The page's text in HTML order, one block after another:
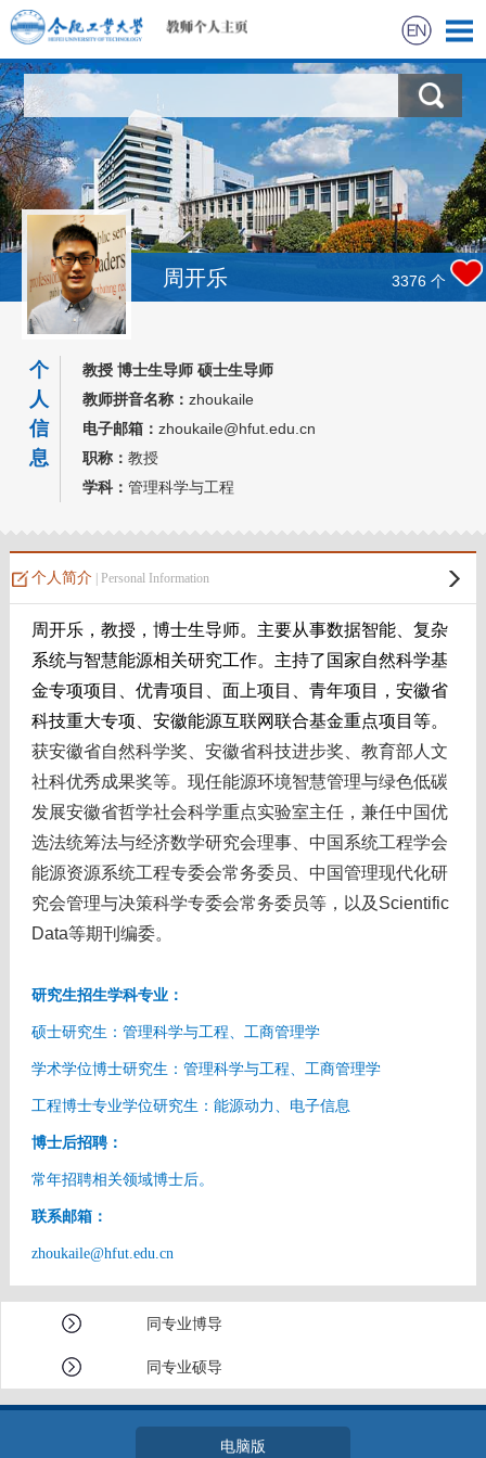
首页
周开乐 3376 个
个
人
信
息
教授 博士生导师 硕士生导师
教师拼音名称： zhoukaile
电子邮箱： zhoukaile@hfut.edu.cn
职称： 教授
学科： 管理科学与工程
个人简介| Personal Information
周开乐，教授，博士生导师。主要从事数据智能、复杂
系统与智慧能源相关研究工作。主持了国家自然科学基
金专项项目、优青项目、面上项目、青年项目，安徽省
科技重大专项、安徽能源互联网联合基金重点项目等。
获安徽省自然科学奖、安徽省科技进步奖、教育部人文
社科优秀成果奖等。现任能源环境智慧管理与绿色低碳
发展安徽省哲学社会科学重点实验室主任，兼任中国优
选法统筹法与经济数学研究会理事、中国系统工程学会
能源资源系统工程专委会常务委员、中国管理现代化研
究会管理与决策科学专委会常务委员等，以及Scientific
Data等期刊编委。
研究生招生学科专业：
硕士研究生：管理科学与工程、工商管理学
学术学位博士研究生：管理科学与工程、工商管理学
工程博士专业学位研究生：能源动力、电子信息
博士后招聘：
常年招聘相关领域博士后。
联系邮箱：
zhoukaile@hfut.edu.cn
同专业博导
同专业硕导
电脑版